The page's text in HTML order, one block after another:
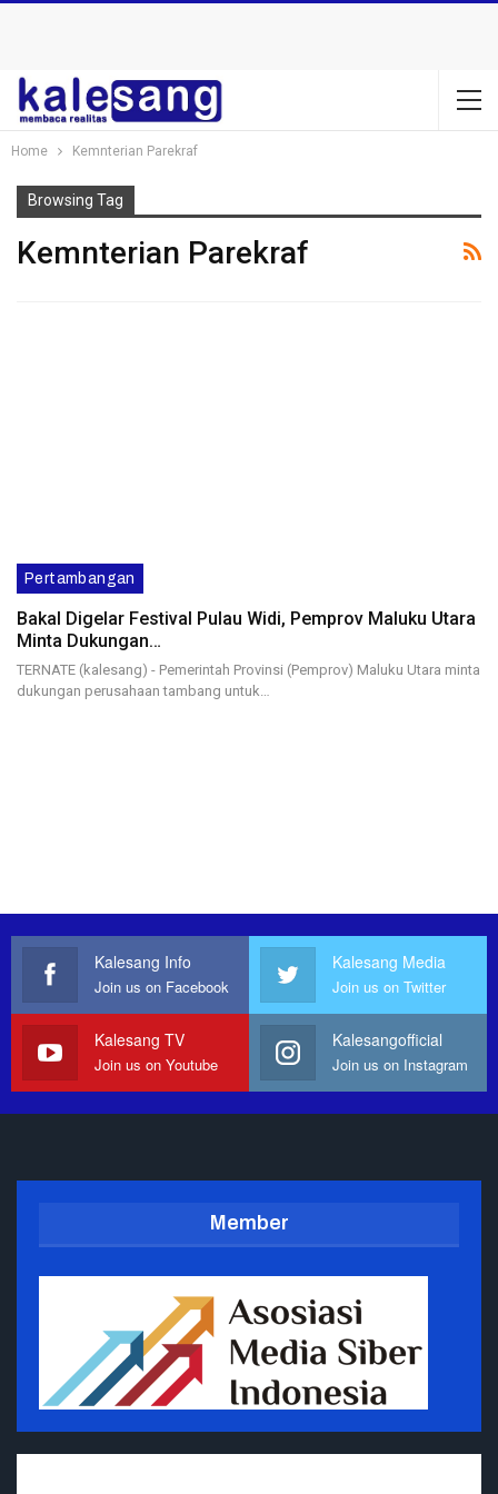
Home Kemnterian Parekraf
Browsing Tag
Kemnterian Parekraf
Pertambangan
Bakal Digelar Festival Pulau Widi, Pemprov Maluku Utara
Minta Dukungan…
TERNATE (kalesang) - Pemerintah Provinsi (Pemprov) Maluku Utara minta
dukungan perusahaan tambang untuk…
Kalesang Info
Join us on Facebook
Kalesang Media
Join us on Twitter
Kalesang TV
Join us on Youtube
Kalesangofficial
Join us on Instagram
Member